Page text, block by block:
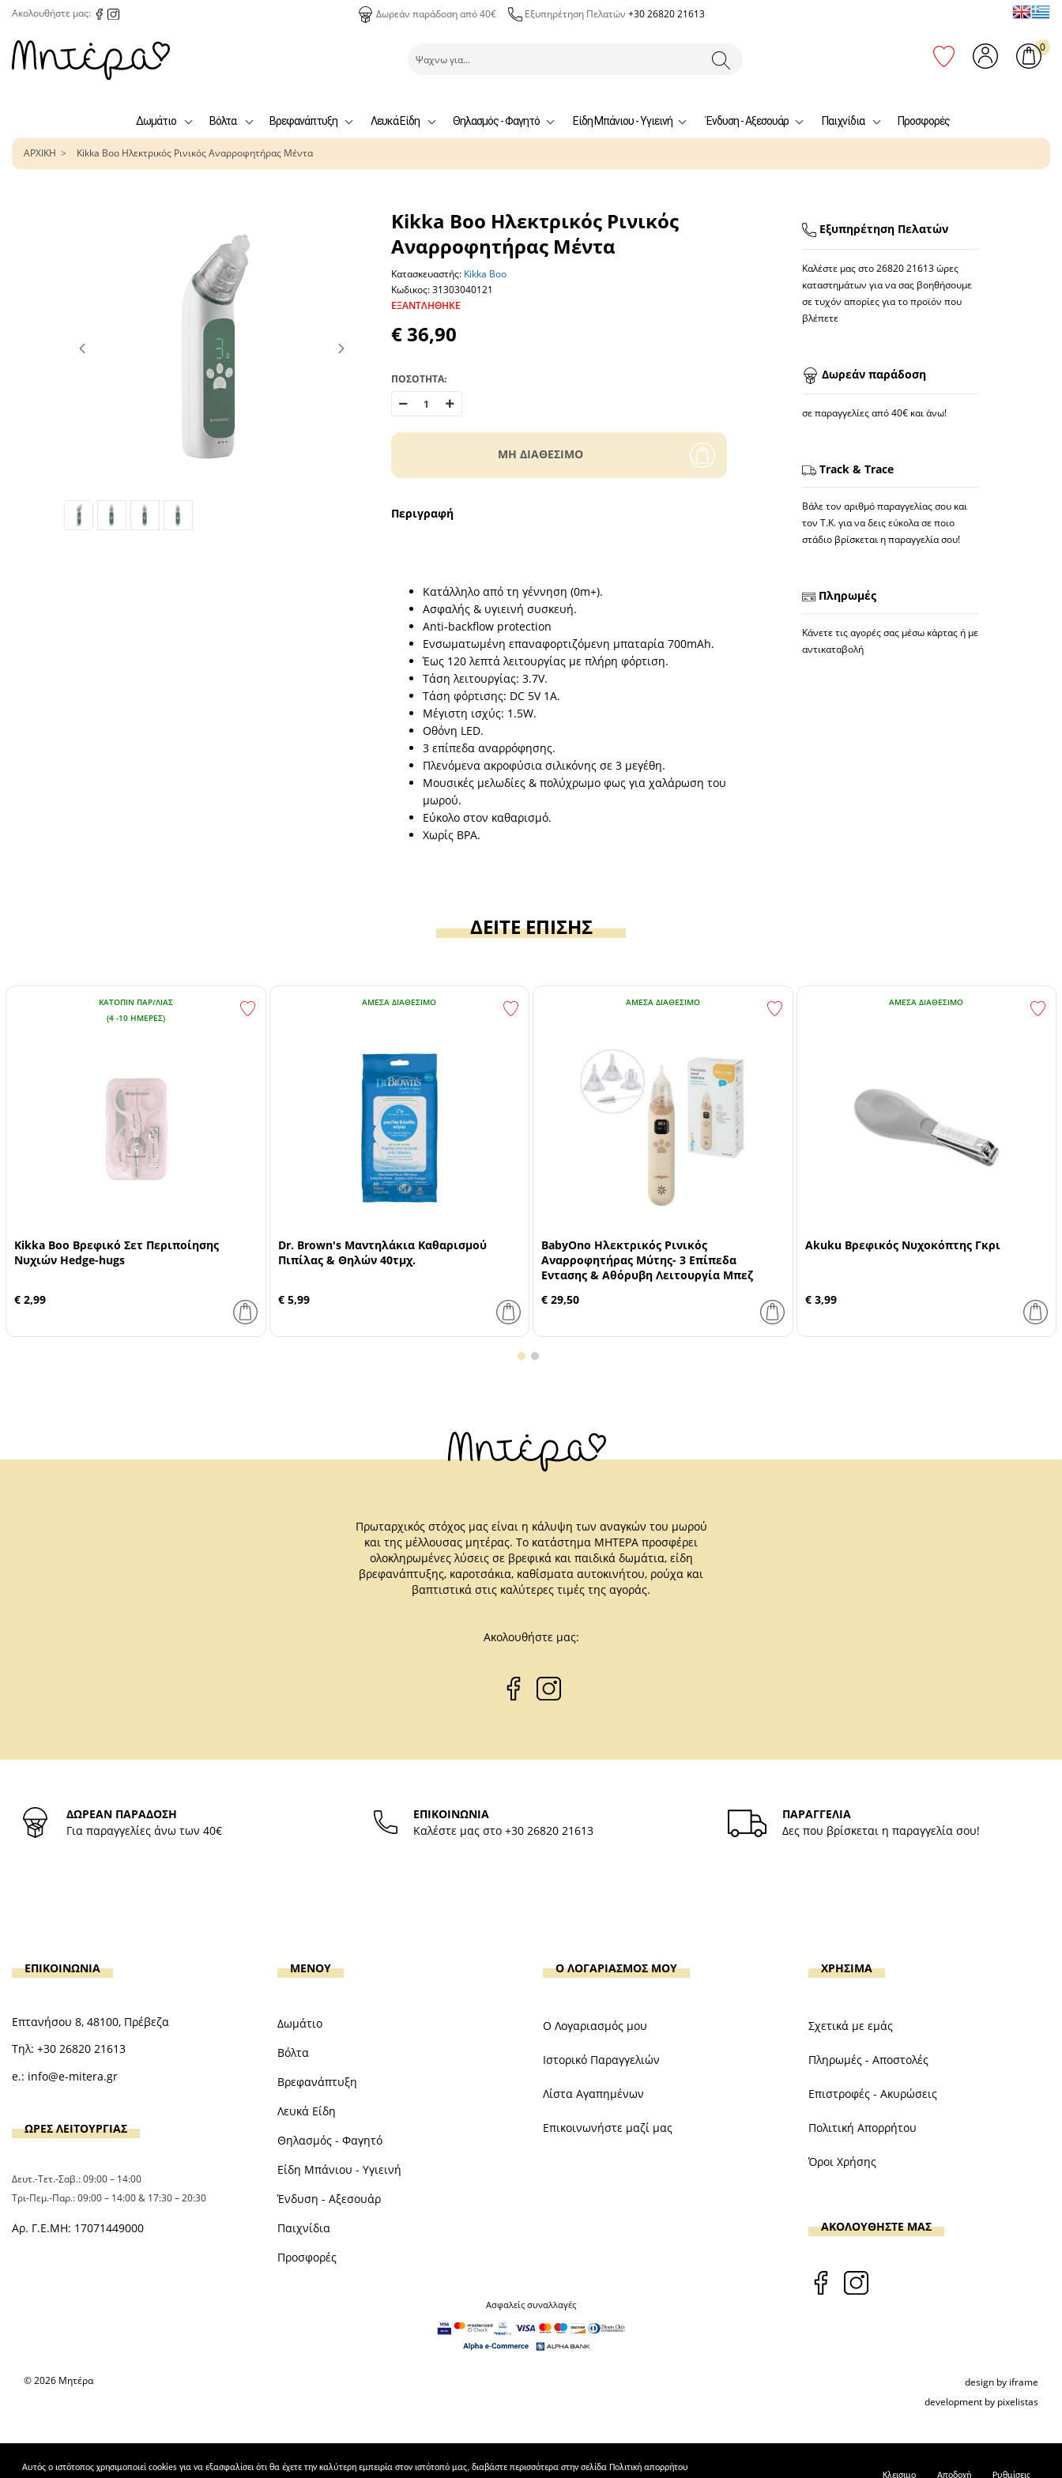
Ακολουθήστε μας: Δωρεάν παράδοση από 40€ Εξυπηρέτηση Πελατών +30 26820 21613
0
Δωμάτιο Βόλτα Βρεφανάπτυξη Λευκά Είδη Θηλασμός - Φαγητό Είδη Μπάνιου - Υγιεινή Ένδυση - Αξεσουάρ Παιχνίδια Προσφορές
ΑΡΧΙΚΗ Kikka Boo Ηλεκτρικός Ρινικός Αναρροφητήρας Μέντα
Kikka Boo Ηλεκτρικός Ρινικός
Αναρροφητήρας Μέντα
Κατασκευαστής: Kikka Boo
Κωδικος: 31303040121
ΕΞΑΝΤΛΉΘΗΚΕ
€ 36,90
ΠΟΣΟΤΗΤΑ:
MH ΔΙΑΘΕΣΙΜΟ
Περιγραφή
Κατάλληλο από τη γέννηση (0m+).
Ασφαλής & υγιεινή συσκευή.
Anti-backflow protection
Ενσωματωμένη επαναφορτιζόμενη μπαταρία 700mAh.
Έως 120 λεπτά λειτουργίας με πλήρη φόρτιση.
Τάση λειτουργίας: 3.7V.
Τάση φόρτισης: DC 5V 1A.
Μέγιστη ισχύς: 1.5W.
Οθόνη LED.
3 επίπεδα αναρρόφησης.
Πλενόμενα ακροφύσια σιλικόνης σε 3 μεγέθη.
Μουσικές μελωδίες & πολύχρωμο φως για χαλάρωση του
μωρού.
Εύκολο στον καθαρισμό.
Χωρίς BPA.
Εξυπηρέτηση Πελατών
Καλέστε μας στο26820 21613ώρες
καταστημάτων για να σας βοηθήσουμε
σε τυχόν απορίες για το προϊόν που
βλέπετε
Δωρεάν παράδοση
σε παραγγελίες από 40€ και άνω!
Track & Trace
Βάλε τον αριθμό παραγγελίας σου και
τον Τ.Κ. για να δεις εύκολα σε ποιο
στάδιο βρίσκεται η παραγγελία σου!
Πληρωμές
Κάνετε τις αγορές σας μέσω κάρτας ή με
αντικαταβολή
ΔΕΙΤΕ ΕΠΙΣΗΣ
ΚΑΤΌΠΙΝ ΠΑΡ/ΛΊΑΣ
(4 -10 ΗΜΈΡΕΣ)
Kikka Boo Βρεφικό Σετ Περιποίησης
Νυχιών Hedge-hugs
€ 2,99
ΆΜΕΣΑ ΔΙΑΘΈΣΙΜΟ
Dr. Brown's Μαντηλάκια Καθαρισμού
Πιπίλας & Θηλών 40τμχ.
€ 5,99
ΆΜΕΣΑ ΔΙΑΘΈΣΙΜΟ
BabyOno Ηλεκτρικός Ρινικός
Αναρροφητήρας Μύτης- 3 Επίπεδα
Εντασης & Αθόρυβη Λειτουργία Μπεζ
€ 29,50
ΆΜΕΣΑ ΔΙΑΘΈΣΙΜΟ
Akuku Βρεφικός Νυχοκόπτης Γκρι
€ 3,99
Πρωταρχικός στόχος μας είναι η κάλυψη των αναγκών του μωρού
και της μέλλουσας μητέρας. Το κατάστημα ΜΗΤΕΡΑ προσφέρει
ολοκληρωμένες λύσεις σε βρεφικά και παιδικά δωμάτια, είδη
βρεφανάπτυξης, καροτσάκια, καθίσματα αυτοκινήτου, ρούχα και
βαπτιστικά στις καλύτερες τιμές της αγοράς.
Ακολουθήστε μας:
ΔΩΡΕΑΝ ΠΑΡΑΔΟΣΗ
Για παραγγελίες άνω των 40€
ΕΠΙΚΟΙΝΩΝΙΑ
Καλέστε μας στο +30 26820 21613
ΠΑΡΑΓΓΕΛΙΑ
Δες που βρίσκεται η παραγγελία σου!
ΕΠΙΚΟΙΝΩΝΙΑ
Επτανήσου 8, 48100, Πρέβεζα
Τηλ: +30 26820 21613
e.: info@e-mitera.gr
ΩΡΕΣ ΛΕΙΤΟΥΡΓΙΑΣ
Δευτ.-Τετ.-Σαβ.: 09:00 – 14:00
Τρι-Πεμ.-Παρ.: 09:00 – 14:00 & 17:30 – 20:30
Αρ. Γ.Ε.ΜΗ: 17071449000
MENOY
Δωμάτιο
Βόλτα
Βρεφανάπτυξη
Λευκά Είδη
Θηλασμός - Φαγητό
Είδη Μπάνιου - Υγιεινή
Ένδυση - Αξεσουάρ
Παιχνίδια
Προσφορές
Ο ΛΟΓΑΡΙΑΣΜΟΣ ΜΟΥ
Ο Λογαριασμός μου
Ιστορικό Παραγγελιών
Λίστα Αγαπημένων
Επικοινωνήστε μαζί μας
ΧΡΗΣΙΜΑ
Σχετικά με εμάς
Πληρωμές - Αποστολές
Επιστροφές - Ακυρώσεις
Πολιτική Απορρήτου
Όροι Χρήσης
ΑΚΟΛΟΥΘΗΣΤΕ ΜΑΣ
Ασφαλείς συναλλαγές
© 2026 Μητέρα
design by iframe
development by pixelistas
Αυτός ο ιστότοπος χρησιμοποιεί cookies για να εξασφαλίσει ότι θα έχετε την καλύτερη εμπειρία στον ιστότοπό μας, διαβάστε περισσότερα στην σελίδα Πολιτική απορρήτου
Κλεισιμο
Αποδοχή Ρυθμίσεις